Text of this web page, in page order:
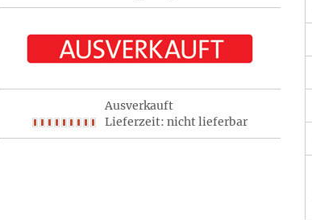
Ausverkauft
Lieferzeit: nicht lieferbar